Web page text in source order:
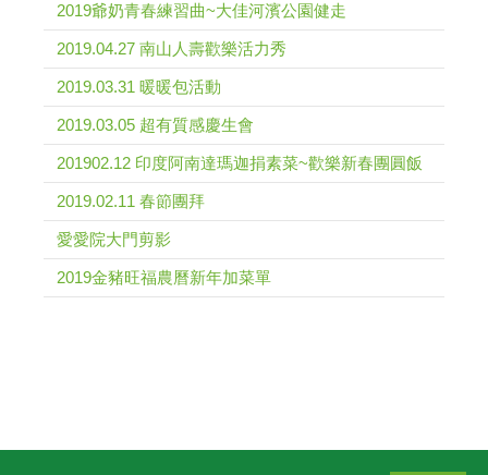
2019爺奶青春練習曲~大佳河濱公園健走
2019.04.27 南山人壽歡樂活力秀
2019.03.31 暖暖包活動
2019.03.05 超有質感慶生會
201902.12 印度阿南達瑪迦捐素菜~歡樂新春團圓飯
2019.02.11 春節團拜
愛愛院大門剪影
2019金豬旺福農曆新年加菜單